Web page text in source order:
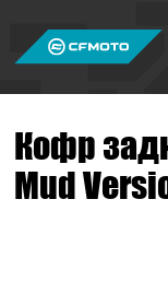
Кофр
Mud